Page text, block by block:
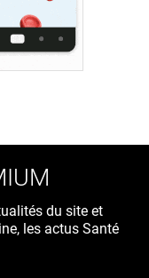
du site et
les actus Santé